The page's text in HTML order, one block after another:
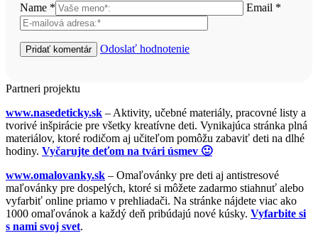
Name * Email *
Odoslať hodnotenie
Partneri projektu
www.nasedeticky.sk – Aktivity, učebné materiály, pracovné listy a
tvorivé inšpirácie pre všetky kreatívne deti. Vynikajúca stránka plná
materiálov, ktoré rodičom aj učiteľom pomôžu zabaviť deti na dlhé
hodiny. Vyčarujte deťom na tvári úsmev 🙂
www.omalovanky.sk – Omaľovánky pre deti aj antistresové
maľovánky pre dospelých, ktoré si môžete zadarmo stiahnuť alebo
vyfarbiť online priamo v prehliadači. Na stránke nájdete viac ako
1000 omaľovánok a každý deň pribúdajú nové kúsky. Vyfarbite si
s nami svoj svet.